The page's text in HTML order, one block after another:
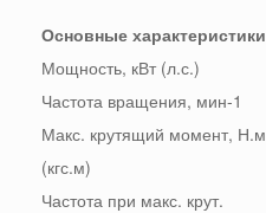
Основные характеристики
Мощность, кВт (л.с.)
Частота вращения, мин-1
Макс. крутящий момент, Н.м
(кгс.м)
Частота при макс. крут.